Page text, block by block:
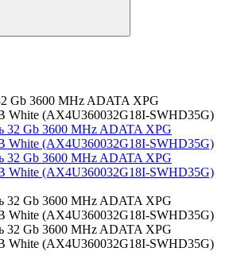
Gb 3600 MHz ADATA XPG
White (AX4U360032G18I-SWHD35G)